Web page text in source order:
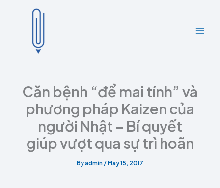
Căn bệnh “để mai tính” và
phương pháp Kaizen của
người Nhật – Bí quyết
giúp vượt qua sự trì hoãn
Byadmin /May 15, 2017